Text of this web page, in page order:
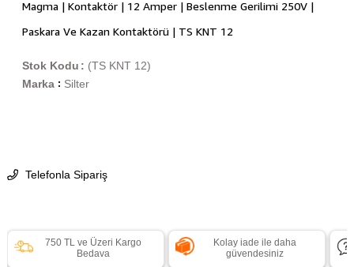
Magma | Kontaktör | 12 Amper | Beslenme Gerilimi 250V |
Paskara Ve Kazan Kontaktörü | TS KNT 12
(TS KNT 12)
Stok Kodu
Marka : Silter
Telefonla Sipariş
750 TL ve Üzeri Kargo
Bedava
Kolay iade ile daha
güvendesiniz